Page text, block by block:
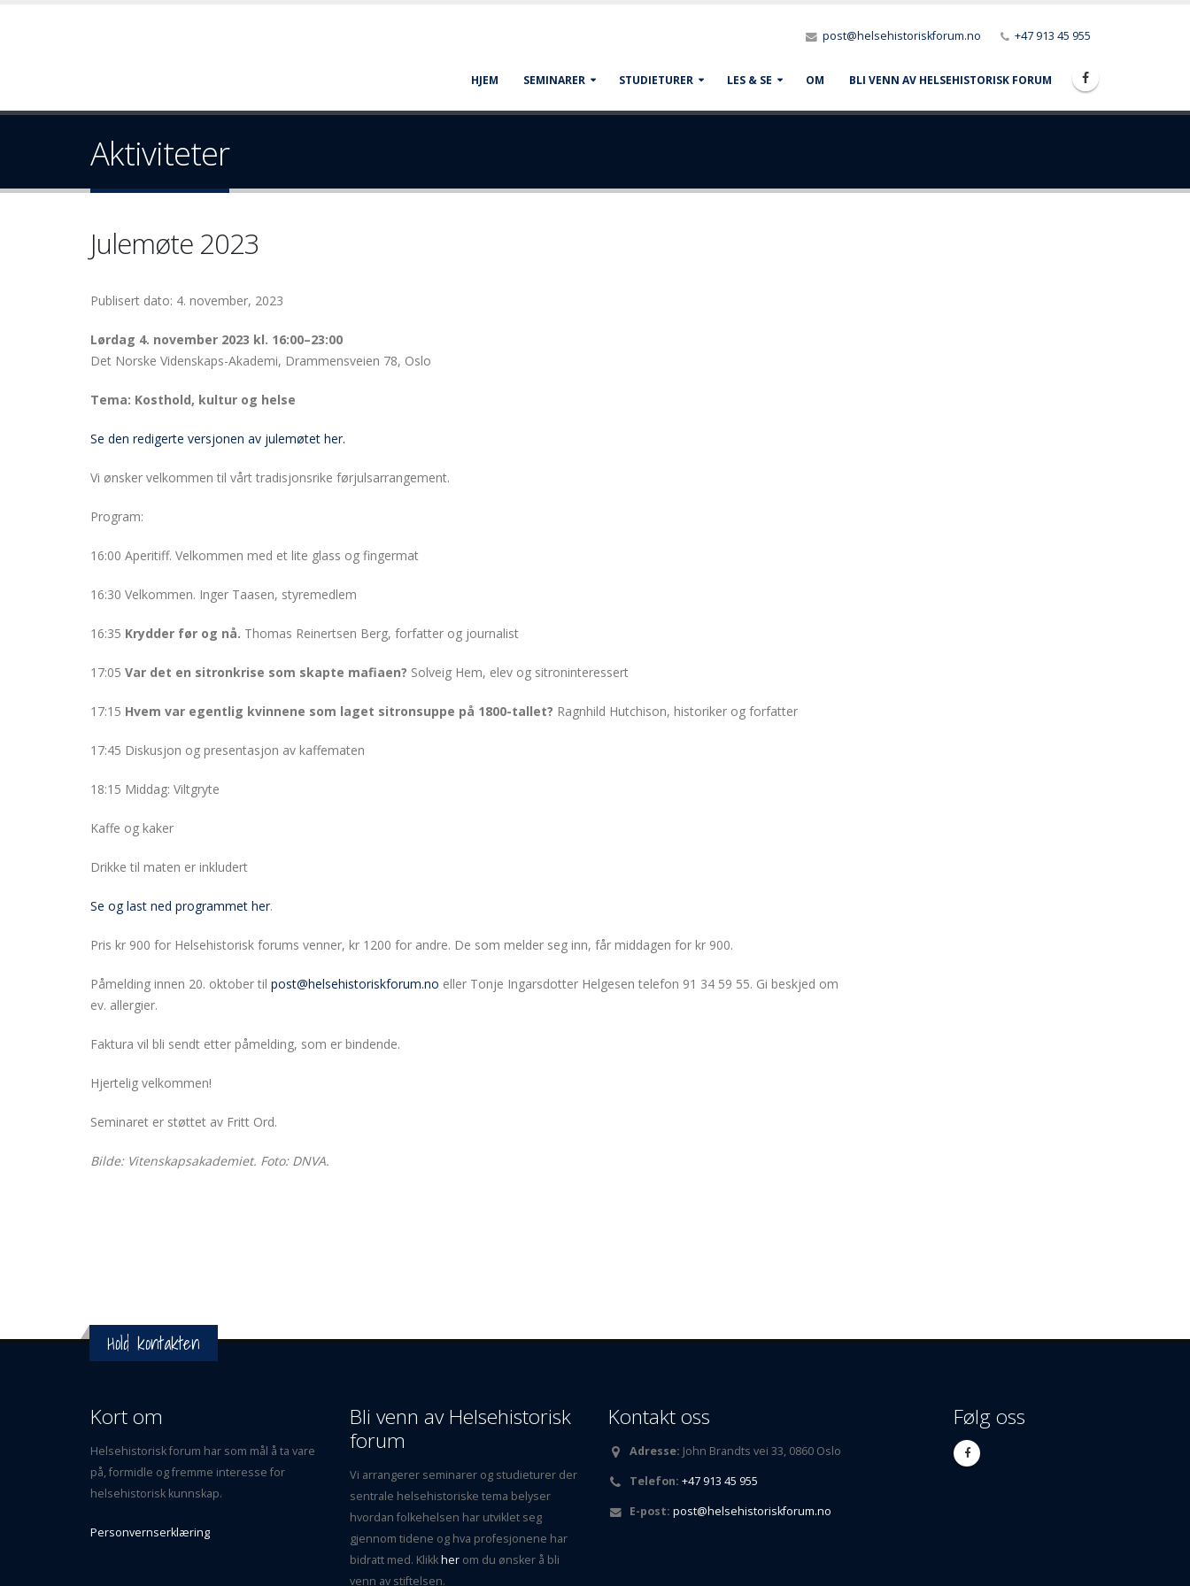
post@helsehistoriskforum.no +47 913 45 955
HJEM SEMINARER STUDIETURER LES & SE OM BLI VENN AV HELSEHISTORISK FORUM
Aktiviteter
Julemøte 2023
Publisert dato: 4. november, 2023
Lørdag 4. november 2023 kl. 16:00–23:00
Det Norske Videnskaps-Akademi, Drammensveien 78, Oslo
Tema: Kosthold, kultur og helse
Se den redigerte versjonen av julemøtet her.
Vi ønsker velkommen til vårt tradisjonsrike førjulsarrangement.
Program:
16:00 Aperitiff. Velkommen med et lite glass og fingermat
16:30 Velkommen. Inger Taasen, styremedlem
16:35 Krydder før og nå. Thomas Reinertsen Berg, forfatter og journalist
17:05 Var det en sitronkrise som skapte mafiaen? Solveig Hem, elev og sitroninteressert
17:15 Hvem var egentlig kvinnene som laget sitronsuppe på 1800-tallet? Ragnhild Hutchison, historiker og forfatter
17:45 Diskusjon og presentasjon av kaffematen
18:15 Middag: Viltgryte
Kaffe og kaker
Drikke til maten er inkludert
Se og last ned programmet her.
Pris kr 900 for Helsehistorisk forums venner, kr 1200 for andre. De som melder seg inn, får middagen for kr 900.
Påmelding innen 20. oktober til post@helsehistoriskforum.no eller Tonje Ingarsdotter Helgesen telefon 91 34 59 55. Gi beskjed om
ev. allergier.
Faktura vil bli sendt etter påmelding, som er bindende.
Hjertelig velkommen!
Seminaret er støttet av Fritt Ord.
Bilde: Vitenskapsakademiet. Foto: DNVA.
Hold kontakten
Kort om
Helsehistorisk forum har som mål å ta vare
på, formidle og fremme interesse for
helsehistorisk kunnskap.
Personvernserklæring
Bli venn av Helsehistorisk
forum
Vi arrangerer seminarer og studieturer der
sentrale helsehistoriske tema belyser
hvordan folkehelsen har utviklet seg
gjennom tidene og hva profesjonene har
bidratt med. Klikkher om du ønsker å bli
venn av stiftelsen.
Kontakt oss
Adresse: John Brandts vei 33, 0860 Oslo
Telefon: +47 913 45 955
E-post: post@helsehistoriskforum.no
Følg oss